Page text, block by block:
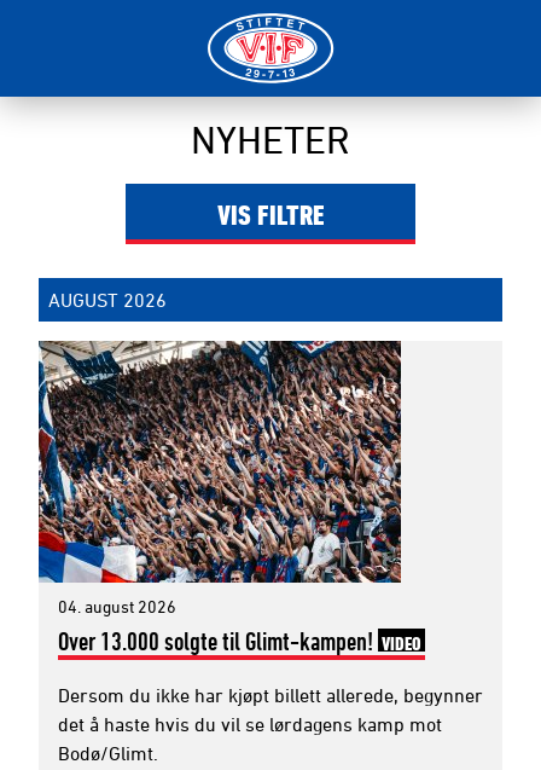
NYHETER
AUGUST 2026
04. august 2026
Over 13.000 solgte til Glimt-kampen! VIDEO
Dersom du ikke har kjøpt billett allerede, begynner
det å haste hvis du vil se lørdagens kamp mot
Bodø/Glimt.
VISFILTRE